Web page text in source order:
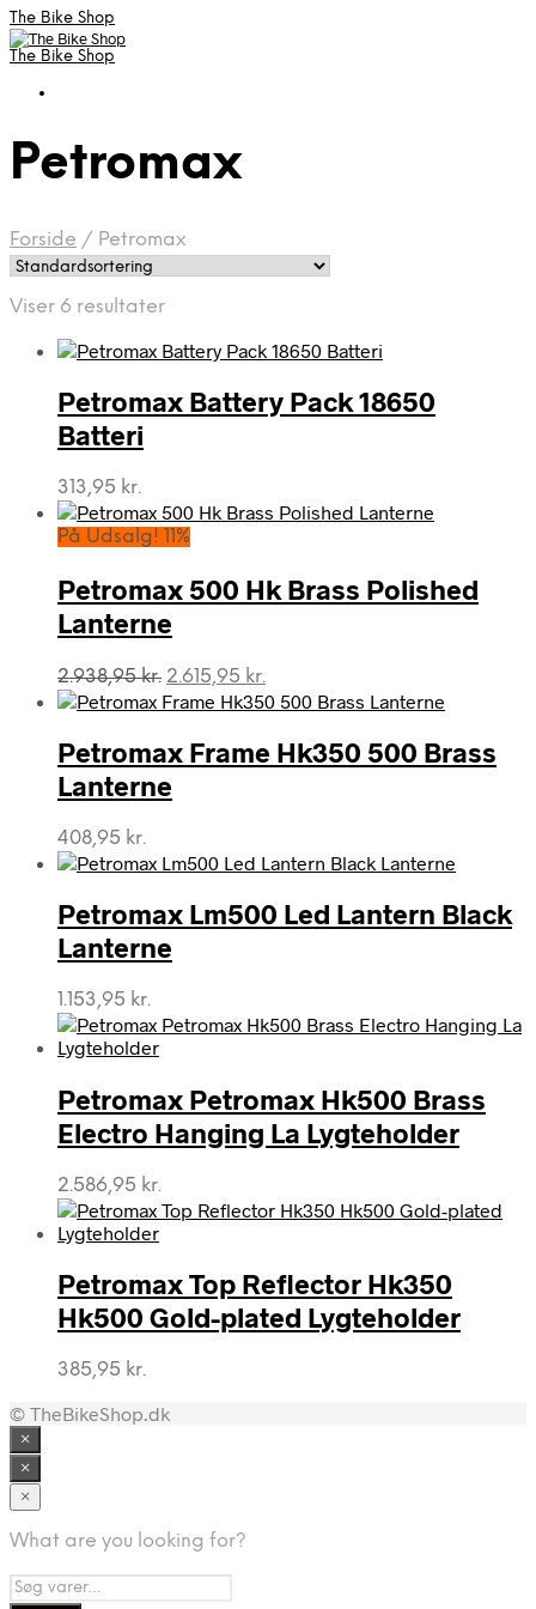
The Bike Shop
The Bike Shop
Petromax
Forside / Petromax
Viser 6 resultater
Petromax Battery Pack 18650
Batteri
313,95 kr.
På Udsalg! 11%
Petromax 500 Hk Brass Polished
Lanterne
2.938,95kr. Den
oprindelige
var:
2.938,95 kr..
2.615,95 kr.
aktuelle
er:
2.615,95 kr..
Petromax Frame Hk350 500 Brass
Lanterne
408,95 kr.
Petromax Lm500 Led Lantern Black
Lanterne
1.153,95 kr.
Petromax Petromax Hk500 Brass
Electro Hanging La Lygteholder
2.586,95 kr.
Petromax Top Reflector Hk350
Hk500 Gold-plated Lygteholder
385,95 kr.
© TheBikeShop.dk
×
×
×
What are you looking for?